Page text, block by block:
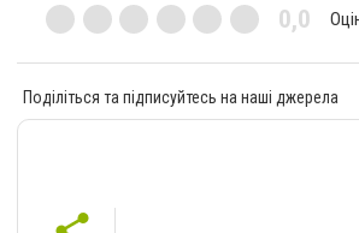
0,0
Поділіться та підписуйтесь на наші джерела